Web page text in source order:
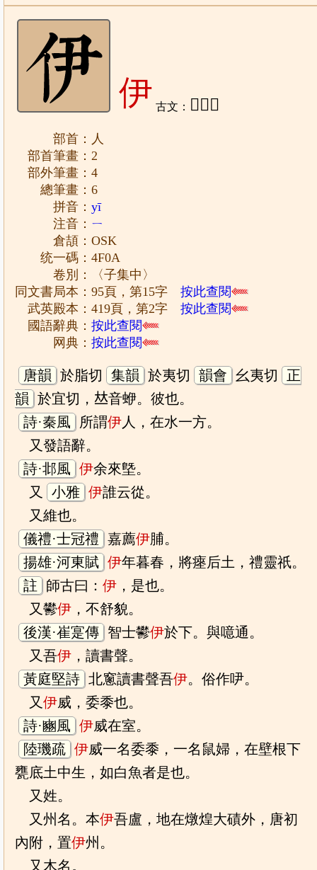
伊 古文： 𦯴、𠈽
部首：人
部首筆畫：2
部外筆畫：4
總筆畫：6
拼音：yī
注音： ㄧ
倉頡：OSK
统一碼：4F0A
卷別：〈子集中〉
同文書局本：95頁，第15字按此查閱
武英殿本：419頁，第2字按此查閱
國語辭典：按此查閱
网典：按此查閱
唐韻 於脂切 集韻 於夷切 韻會 幺夷切
正
韻 於宜切，𠀤音蛜。彼也。
詩·秦風
所謂伊人，在水一方。
又發語辭。
詩·邶風 伊余來墍。
又
小雅 伊誰云從。
又維也。
儀禮·士冠禮 嘉薦伊脯。
揚雄·河東賦 伊年暮春，將瘞后土，禮靈祇。
註
師古曰：伊 ，是也。
又鬰伊 ，不舒貌。
後漢·崔寔傳 智士鬰伊於下。與噫通。
又吾伊 ，讀書聲。
黃庭堅詩 北窻讀書聲吾伊。俗作吚。
又伊威，委黍也。
詩·豳風 伊威在室。
陸璣疏 伊威一名委黍，一名鼠婦，在壁根下
甕底土中生，如白魚者是也。
又姓。
又州名。本伊吾盧，地在燉煌大磧外，唐初
內附，置伊州。
又木名。